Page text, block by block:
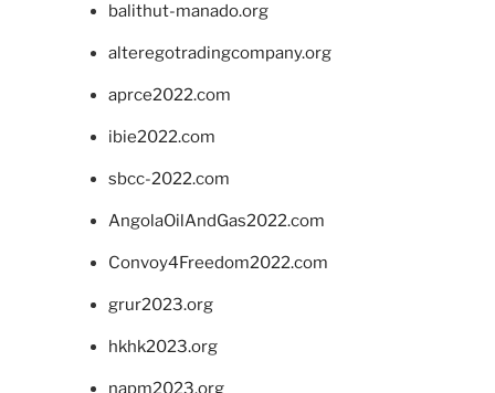
balithut-manado.org
alteregotradingcompany.org
aprce2022.com
ibie2022.com
sbcc-2022.com
AngolaOilAndGas2022.com
Convoy4Freedom2022.com
grur2023.org
hkhk2023.org
napm2023.org